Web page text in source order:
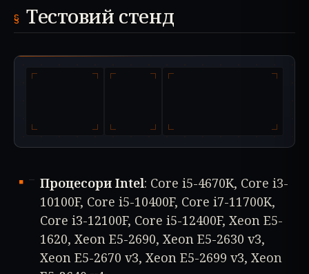
Тестовий стенд
Процесори Intel: Core i5-4670K, Core i3-
10100F, Core i5-10400F, Core i7-11700K,
Core i3-12100F, Core i5-12400F, Xeon E5-
1620, Xeon E5-2690, Xeon E5-2630 v3,
Xeon E5-2670 v3, Xeon E5-2699 v3, Xeon